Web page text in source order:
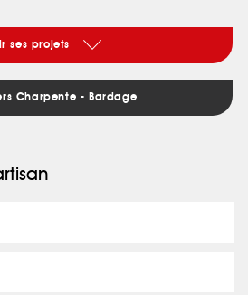
ses projets
Charpente - Bardage